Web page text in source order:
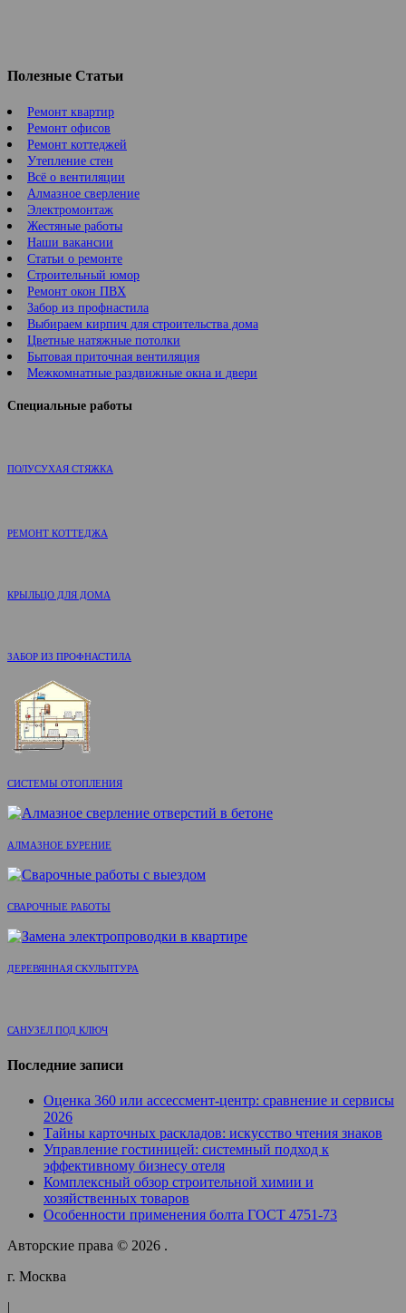
Полезные Статьи
Ремонт квартир
Ремонт офисов
Ремонт коттеджей
Утепление стен
Всё о вентиляции
Алмазное сверление
Электромонтаж
Жестяные работы
Наши вакансии
Статьи о ремонте
Строительный юмор
Ремонт окон ПВХ
Забор из профнастила
Выбираем кирпич для строительства дома
Цветные натяжные потолки
Бытовая приточная вентиляция
Межкомнатные раздвижные окна и двери
Специальные работы
ПОЛУСУХАЯ СТЯЖКА
РЕМОНТ КОТТЕДЖА
КРЫЛЬЦО ДЛЯ ДОМА
ЗАБОР ИЗ ПРОФНАСТИЛА
СИСТЕМЫ ОТОПЛЕНИЯ
АЛМАЗНОЕ БУРЕНИЕ
СВАРОЧНЫЕ РАБОТЫ
ДЕРЕВЯННАЯ СКУЛЬПТУРА
САНУЗЕЛ ПОД КЛЮЧ
Последние записи
Оценка 360 или ассессмент-центр: сравнение и сервисы
2026
Тайны карточных раскладов: искусство чтения знаков
Управление гостиницей: системный подход к
эффективному бизнесу отеля
Комплексный обзор строительной химии и
хозяйственных товаров
Особенности применения болта ГОСТ 4751-73
Авторские права © 2026 .
г. Москва
|